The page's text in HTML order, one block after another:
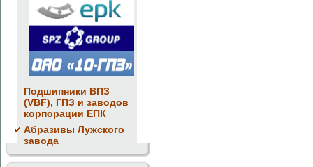
Подшипники ВПЗ
(VBF), ГПЗ и заводов
корпорации ЕПК
Абразивы Лужского
завода